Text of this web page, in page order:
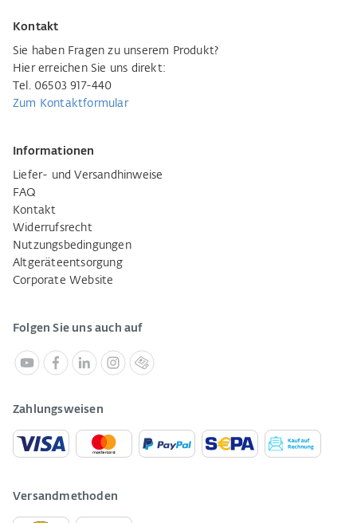
Kontakt
Sie haben Fragen zu unserem Produkt?
Hier erreichen Sie uns direkt:
Tel. 06503 917-440
Zum Kontaktformular
Informationen
Liefer- und Versandhinweise
FAQ
Kontakt
Widerrufsrecht
Nutzungsbedingungen
Altgeräteentsorgung
Corporate Website
Folgen Sie uns auch auf
Zahlungsweisen
Versandmethoden